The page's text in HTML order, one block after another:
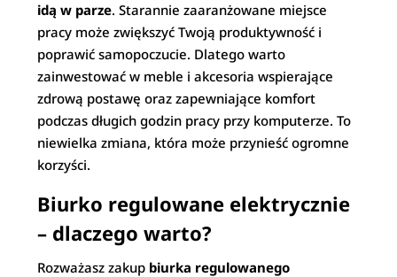
idą w parze. Starannie zaaranżowane miejsce
pracy może zwiększyć Twoją produktywność i
poprawić samopoczucie. Dlatego warto
zainwestować w meble i akcesoria wspierające
zdrową postawę oraz zapewniające komfort
podczas długich godzin pracy przy komputerze. To
niewielka zmiana, która może przynieść ogromne
korzyści.
Biurko regulowane elektrycznie
– dlaczego warto?
Rozważasz zakup biurka regulowanego